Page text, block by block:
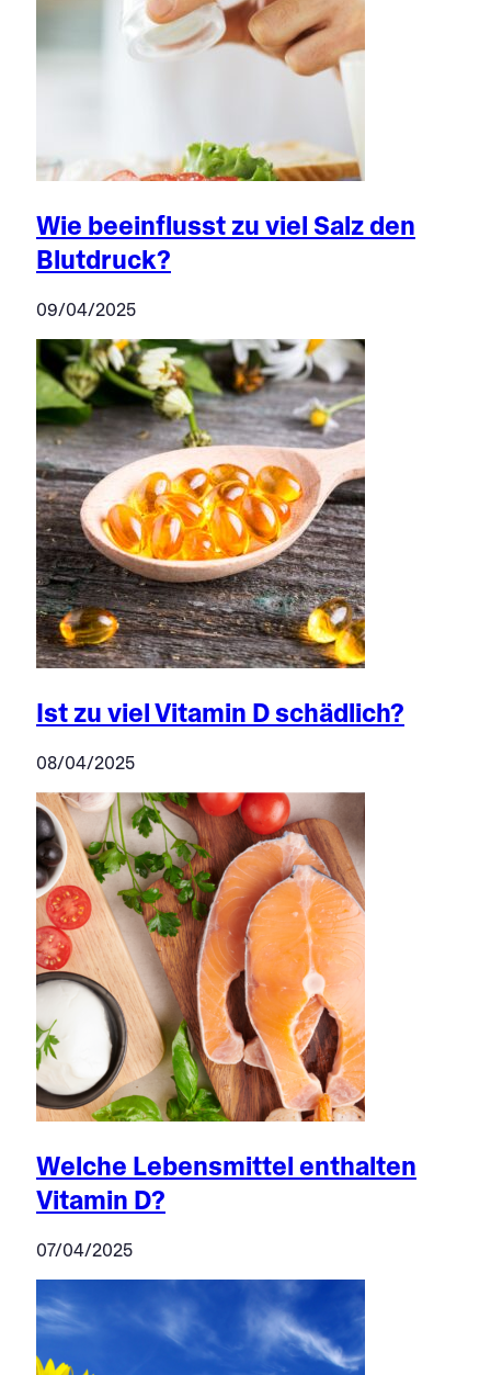
Wie beeinflusst zu viel Salz den
Blutdruck?
09/04/2025
Ist zu viel Vitamin D schädlich?
08/04/2025
Welche Lebensmittel enthalten
Vitamin D?
07/04/2025